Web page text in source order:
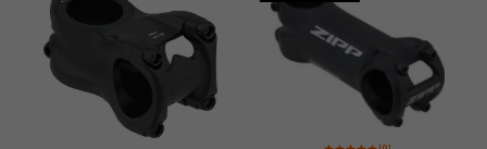
Bewertungen: 5 von 5